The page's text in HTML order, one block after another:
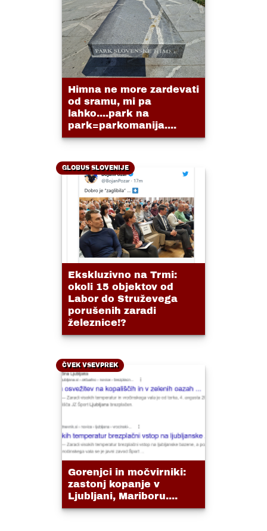
Himna ne more zardevati
od sramu, mi pa
lahko....park na
park=parkomanija....
GLOBUS SLOVENIJE
Ekskluzivno na Trmi:
okoli 15 objektov od
Labor do Struževega
porušenih zaradi
železnice!?
ČVEK VSEVPREK
Gorenjci in močvirniki:
zastonj kopanje v
Ljubljani, Mariboru....